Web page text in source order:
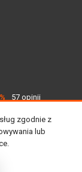
57 opinii
zgodnie z
lub